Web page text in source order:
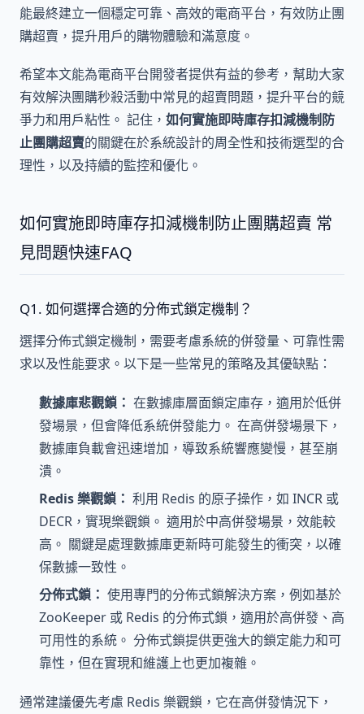
能最終建立一個穩定可靠、高效的電商平台，有效防止團
購超賣，提升用戶的購物體驗和滿意度。
希望本文能為電商平台開發者提供有益的參考，幫助大家
有效解決團購秒殺活動中常見的超賣問題，提升平台的競
爭力和用戶粘性。 記住， 如何實施即時庫存扣減機制防
止團購超賣的關鍵在於系統設計的周全性和技術選型的合
理性，以及持續的監控和優化。
如何實施即時庫存扣減機制防止團購超賣 常
見問題快速FAQ
Q1. 如何選擇合適的分佈式鎖定機制？
選擇分佈式鎖定機制，需要考慮系統的併發量、可靠性需
求以及性能要求。以下是一些常見的策略及其優缺點：
數據庫悲觀鎖： 在數據庫層面鎖定庫存，適用於低併
發場景，但會降低系統併發能力。 在高併發場景下，
數據庫負載會迅速增加，導致系統響應變慢，甚至崩
潰。
Redis 樂觀鎖： 利用 Redis 的原子操作，如 INCR 或
DECR，實現樂觀鎖。 適用於中高併發場景，效能較
高。 關鍵是處理數據庫更新時可能發生的衝突，以確
保數據一致性。
分佈式鎖： 使用專門的分佈式鎖解決方案，例如基於
ZooKeeper 或 Redis 的分佈式鎖，適用於高併發、高
可用性的系統。 分佈式鎖提供更強大的鎖定能力和可
靠性，但在實現和維護上也更加複雜。
通常建議優先考慮 Redis 樂觀鎖，它在高併發情況下，